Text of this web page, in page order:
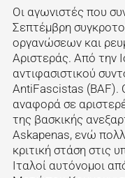
Οι αγωνιστές που
Σεπτέμβρη
οργανώσεων και
Αριστεράς. Από την
αντιφασιστικού
AntiFascistas (BAF).
αναφορά σε
της βασκικής
Askapenas, ενώ
κριτική στάση στις
Ιταλοί αυτόνομοι